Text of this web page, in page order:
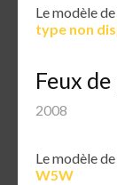
Le modèle
type non
Feux
2008
Le modèle
W5W